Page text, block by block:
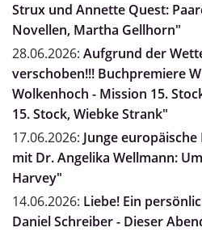
Strux und Annette Quest:
Novellen, Martha Gellhorn"
28.06.2026: Aufgrund der
verschoben!!! Buchpremiere
Wolkenhoch - Mission 15.
15. Stock, Wiebke Strank"
17.06.2026: Junge
mit Dr. Angelika Wellmann:
Harvey"
14.06.2026: Liebe! Ein
Daniel Schreiber - Dieser